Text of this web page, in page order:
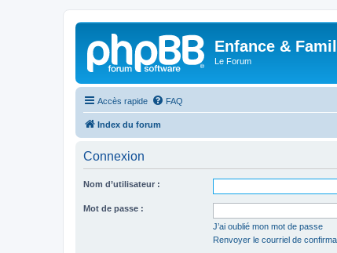
Enfance &
Le Forum
Accès rapide FAQ
Index du forum
Connexion
Nom d’utilisateur :
Mot de passe :
J’ai oublié mon mot de passe
Renvoyer le courriel de